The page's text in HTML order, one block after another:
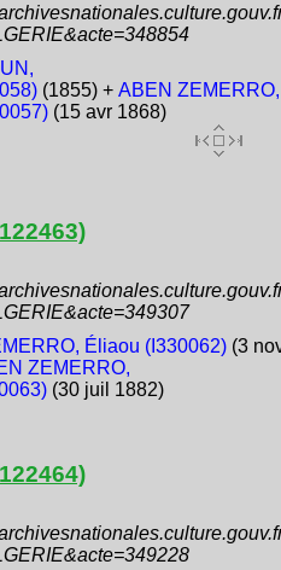
(1855) + ABEN ZEMERRO,
(15 avr 1868)
Éliaou (I330062)(3
ZEMERRO,
(30 juil 1882)